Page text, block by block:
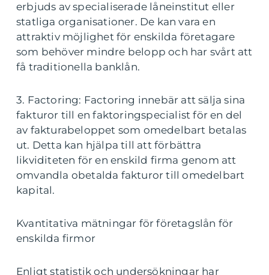
erbjuds av specialiserade låneinstitut eller
statliga organisationer. De kan vara en
attraktiv möjlighet för enskilda företagare
som behöver mindre belopp och har svårt att
få traditionella banklån.
3. Factoring: Factoring innebär att sälja sina
fakturor till en faktoringspecialist för en del
av fakturabeloppet som omedelbart betalas
ut. Detta kan hjälpa till att förbättra
likviditeten för en enskild firma genom att
omvandla obetalda fakturor till omedelbart
kapital.
Kvantitativa mätningar för företagslån för
enskilda firmor
Enligt statistik och undersökningar har